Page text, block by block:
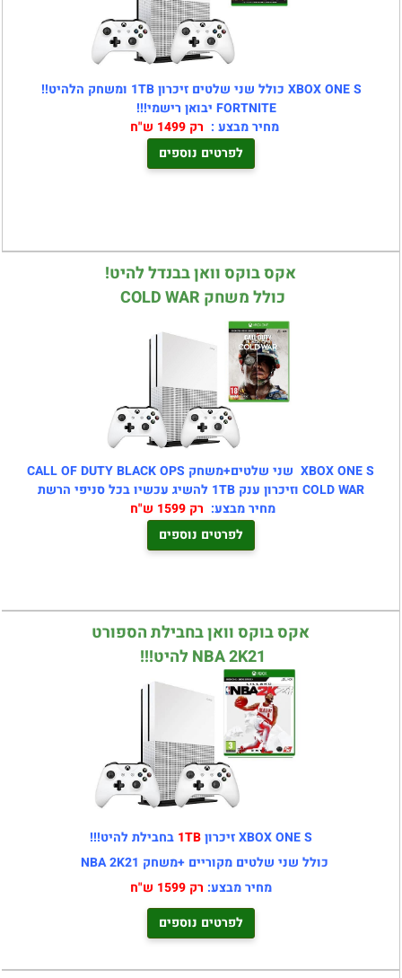
XBOX ONE S כולל שני שלטים זיכרון 1TB ומשחק הלהיט!!
FORTNITE יבואן רישמי!!!
מחיר מבצע : רק 1499 ש"ח
לפרטים נוספים
אקס בוקס וואן בבנדל להיט!
כולל משחק COLD WAR
XBOX ONE S שני שלטים+משחק CALL OF DUTY BLACK OPS
COLD WAR וזיכרון ענק 1TB להשיג עכשיו בכל סניפי הרשת
מחיר מבצע: רק 1599 ש"ח
לפרטים נוספים
אקס בוקס וואן בחבילת הספורט
NBA 2K21 להיט!!!
XBOX ONE S ז יכרון1TB בחבילת להיט!!!
כולל שני שלטים מקוריים +משחק NBA 2K21
מחיר מבצע: רק 1599 ש"ח
לפרטים נוספים